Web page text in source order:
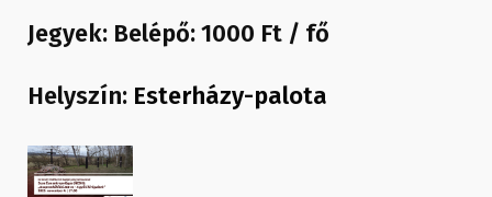
Jegyek: Belépő: 1000 Ft / fő
Helyszín: Esterházy-palota